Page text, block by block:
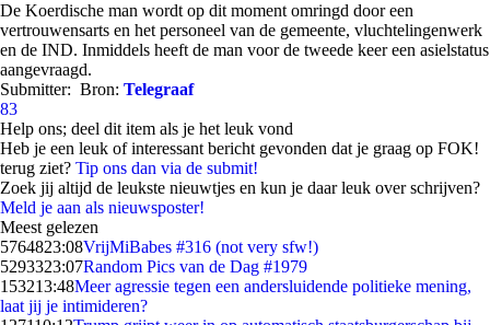
De Koerdische man wordt op dit moment omringd door een
vertrouwensarts en het personeel van de gemeente, vluchtelingenwerk
en de IND. Inmiddels heeft de man voor de tweede keer een asielstatus
aangevraagd.
Submitter: Bron: Telegraaf
83
Help ons; deel dit item als je het leuk vond
Heb je een leuk of interessant bericht gevonden dat je graag op FOK!
terug ziet? Tip ons dan via de submit!
Zoek jij altijd de leukste nieuwtjes en kun je daar leuk over schrijven?
Meld je aan als nieuwsposter!
Meest gelezen
5764823:08VrijMiBabes #316 (not very sfw!)
5293323:07Random Pics van de Dag #1979
153213:48Meer agressie tegen een andersluidende politieke mening,
laat jij je intimideren?